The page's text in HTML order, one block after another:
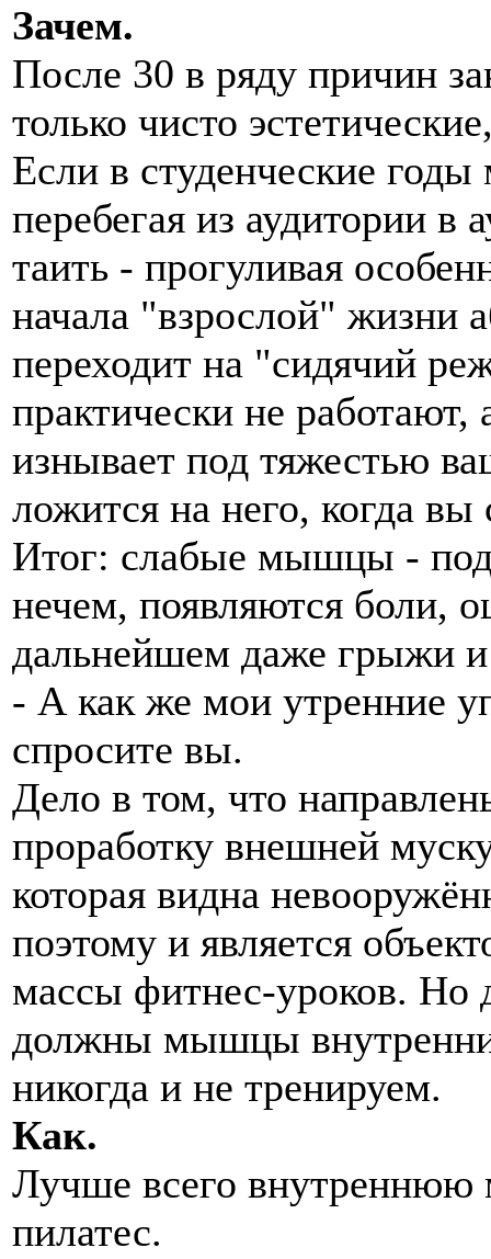
Зачем.
После 30 в ряду причин
только чисто
Если в студенческие
перебегая из аудитории в
таить - прогуливая
начала "взрослой" жизни
переходит на "сидячий
практически не
изнывает под тяжестью
ложится на него, когда вы
Итог: слабые мышцы -
нечем, появляются боли,
дальнейшем даже грыжи
- А как же мои утренние
спросите вы.
Дело в том, что
проработку внешней
которая видна
поэтому и является
массы фитнес-уроков. Но
должны мышцы
никогда и не тренируем.
Как.
Лучше всего внутреннюю
пилатес.